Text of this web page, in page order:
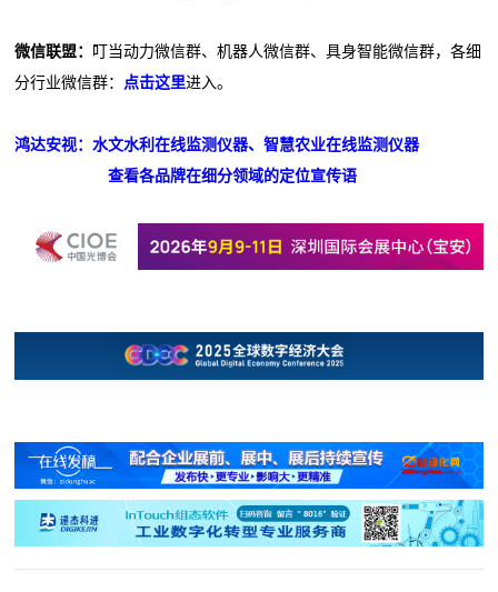
微信联盟： 叮当动力微信群、机器人微信群、具身智能微信群，各细
分行业微信群： 点击这里进入。
鸿达安视：水文水利在线监测仪器、智慧农业在线监测仪器
查看各品牌在细分领域的定位宣传语